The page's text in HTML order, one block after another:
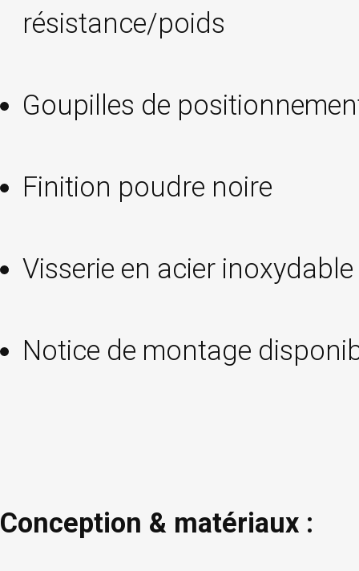
résistance/poids
Goupilles de
Finition poudre noire
Visserie en acier
Notice de montage
Conception & matériaux :